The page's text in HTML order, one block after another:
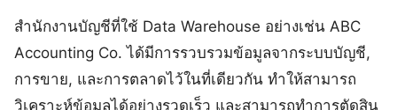
สำนักงานบัญชีที่ใช้ Data Warehouse อย่างเช่น ABC
Accounting Co. ได้มีการรวบรวมข้อมูลจากระบบบัญชี,
การขาย, และการตลาดไว้ในที่เดียวกัน ทำให้สามารถ
วิเคราะห์ข้อมูลได้อย่างรวดเร็ว และสามารถทำการตัดสิน